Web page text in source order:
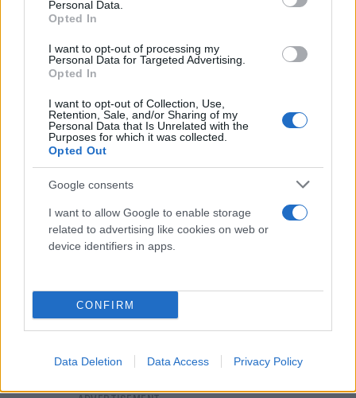
Personal Data.
Opted In
I want to opt-out of processing my
Personal Data for Targeted Advertising.
Opted In
I want to opt-out of Collection, Use,
Retention, Sale, and/or Sharing of my
Personal Data that Is Unrelated with the
Purposes for which it was collected.
Opted Out
Google consents
I want to allow Google to enable storage
related to advertising like cookies on web or
device identifiers in apps.
CONFIRM
Data Deletion Data Access Privacy Policy
Συντριβή ελικοπτέρων στην Ψάθα: Κρίσιμο
αμοντάριστο βίντεο στα χέρια του
«ελληνικού FBI»